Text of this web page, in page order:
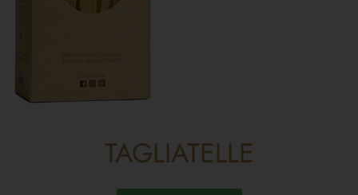
TAGLIATELLE